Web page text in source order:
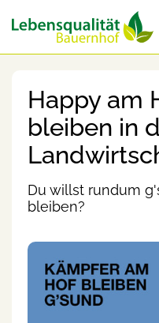
Happy am
bleiben in
Du willst rundum
bleiben?